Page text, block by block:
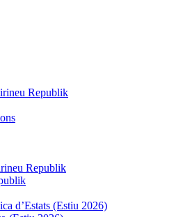
Republik
Republik
d’Estats (Estiu 2026)